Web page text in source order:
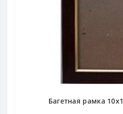
Багетная рамка